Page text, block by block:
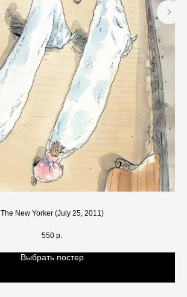
The New Yorker (July 25, 2011)
550 р.
Выбрать постер